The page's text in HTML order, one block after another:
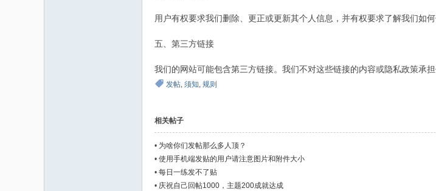
用户有权要求我们删除、更正或更新其个人信息，并有权要求了解我们如
五、第三方链接
我们的网站可能包含第三方链接。我们不对这些链接的内容或隐私政策承
发帖, 须知, 规则
相关帖子
• 为啥你们发帖那么多人顶？
• 使用手机端发贴的用户请注意图片和附件大小
• 每日一练发不了贴
• 庆祝自己回帖1000，主题200成就达成